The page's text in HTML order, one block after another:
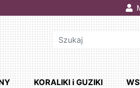
KORALIKI i GUZIKI